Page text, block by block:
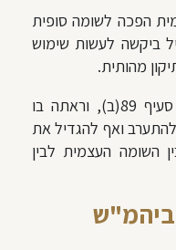
הפכה לשומה סופית
במקביל ביקשה לעשות שימוש
הוועדה ביססה את החלטתה על סעיף 89(ב), וראתה בו
ואף להגדיל את
השומה העצמית לבין